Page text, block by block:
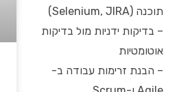
תוכנה (Selenium, JIRA)
– בדיקות ידניות מול בדיקות
אוטומטיות
– הבנת זרימות עבודה ב-